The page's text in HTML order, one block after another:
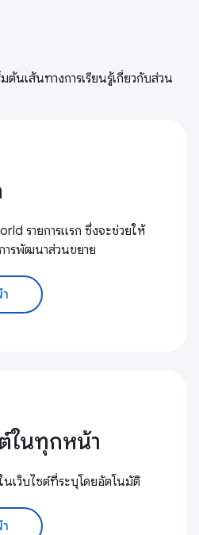
นเส้นทางการเรียนรู้เกี่ยวกับส่วน
รายการแรก ซึ่งจะช่วยให้
ารพัฒนาส่วนขยาย
ในทุกหน้า
เว็บไซต์ที่ระบุโดยอัตโนมัติ